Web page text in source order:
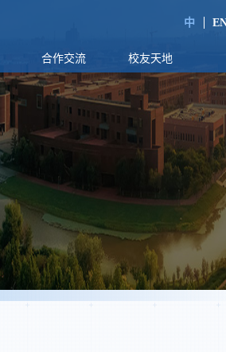
中
合作交流 校友天地